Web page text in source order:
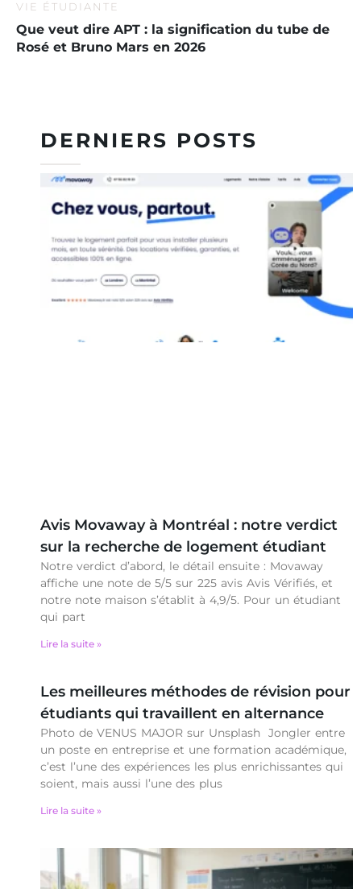
DERNIERS POSTS
Avis Movaway à Montréal : notre verdict
sur la recherche de logement étudiant
Notre verdict d’abord, le détail ensuite : Movaway
affiche une note de 5/5 sur 225 avis Avis Vérifiés, et
notre note maison s’établit à 4,9/5. Pour un étudiant
qui part
Lire la suite »
Les meilleures méthodes de révision pour
étudiants qui travaillent en alternance
Photo de VENUS MAJOR sur Unsplash Jongler entre
un poste en entreprise et une formation académique,
c’est l’une des expériences les plus enrichissantes qui
soient, mais aussi l’une des plus
Lire la suite »
VIE ÉTUDIANTE
Que veut dire APT : la signification du tube de
Rosé et Bruno Mars en 2026